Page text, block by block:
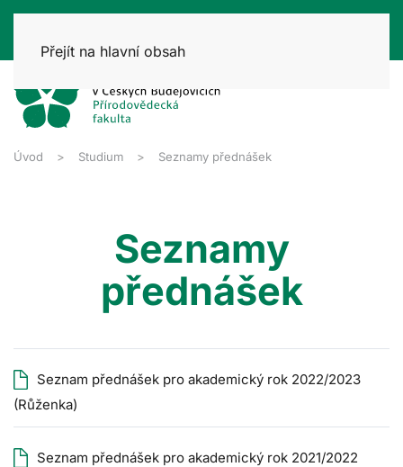
Přejít na hlavní obsah
Úvod Studium Seznamy přednášek
Seznamy
přednášek
Seznam přednášek pro akademický rok 2022/2023
(Růženka)
Seznam přednášek pro akademický rok 2021/2022